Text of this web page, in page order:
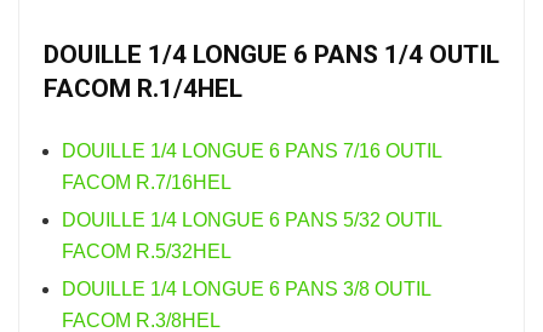
DOUILLE 1/4 LONGUE 6 PANS 1/4 OUTIL
FACOM R.1/4HEL
DOUILLE 1/4 LONGUE 6 PANS 7/16 OUTIL
FACOM R.7/16HEL
DOUILLE 1/4 LONGUE 6 PANS 5/32 OUTIL
FACOM R.5/32HEL
DOUILLE 1/4 LONGUE 6 PANS 3/8 OUTIL
FACOM R.3/8HEL